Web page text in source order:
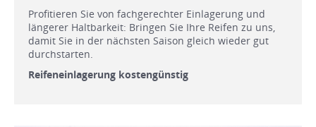
Profitieren Sie von fachgerechter Einlagerung und
längerer Haltbarkeit: Bringen Sie Ihre Reifen zu uns,
damit Sie in der nächsten Saison gleich wieder gut
durchstarten.
Reifeneinlagerung kostengünstig